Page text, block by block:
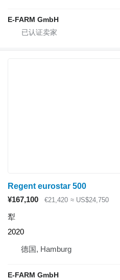
E-FARM GmbH
Regent eurostar 500
¥167,100
€21,420 ≈ US$24,750
犁
2020
德国, Hamburg
E-FARM GmbH